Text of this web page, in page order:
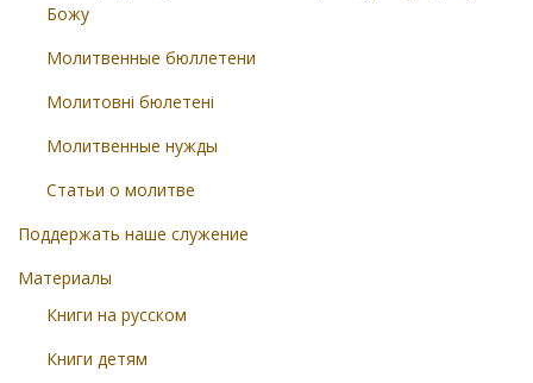
Божу
Молитвенные бюллетени
Молитовні бюлетені
Молитвенные нужды
Статьи о молитве
Поддержать наше служение
Материалы
Книги на русском
Книги детям